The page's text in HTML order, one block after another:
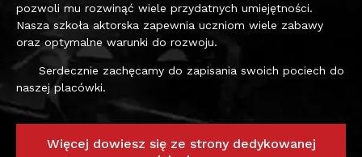
pozwoli mu rozwinąć wiele przydatnych umiejętności.
Nasza szkoła aktorska zapewnia uczniom wiele zabawy
oraz optymalne warunki do rozwoju.
Serdecznie zachęcamy do zapisania swoich pociech do
naszej placówki.
Więcej dowiesz się ze strony dedykowanej